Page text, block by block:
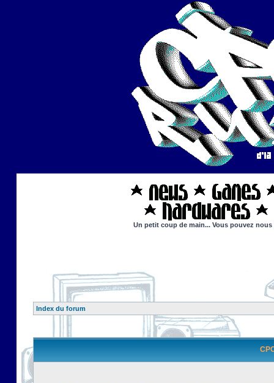
Un petit coup de main... Vous pouvez
Index du forum